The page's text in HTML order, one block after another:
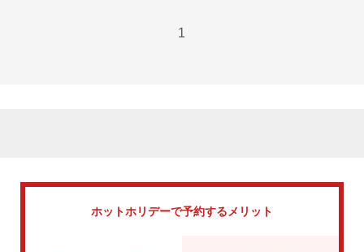
1
ホットホリデーで予約するメリット